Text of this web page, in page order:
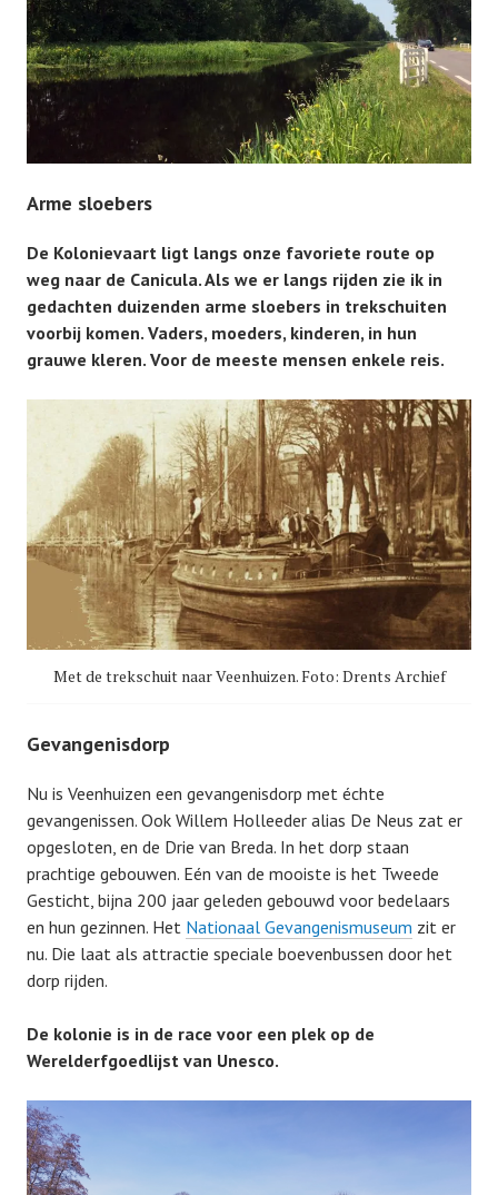
Arme sloebers
De Kolonievaart ligt langs onze favoriete route op
weg naar de Canicula. Als we er langs rijden zie ik in
gedachten duizenden arme sloebers in trekschuiten
voorbij komen. Vaders, moeders, kinderen, in hun
grauwe kleren. Voor de meeste mensen enkele reis.
Met de trekschuit naar Veenhuizen. Foto: Drents Archief
Gevangenisdorp
Nu is Veenhuizen een gevangenisdorp met échte
gevangenissen. Ook Willem Holleeder alias De Neus zat er
opgesloten, en de Drie van Breda. In het dorp staan
prachtige gebouwen. Eén van de mooiste is het Tweede
Gesticht, bijna 200 jaar geleden gebouwd voor bedelaars
en hun gezinnen. Het Nationaal Gevangenismuseum zit er
nu. Die laat als attractie speciale boevenbussen door het
dorp rijden.
De kolonie is in de race voor een plek op de
Werelderfgoedlijst van Unesco.